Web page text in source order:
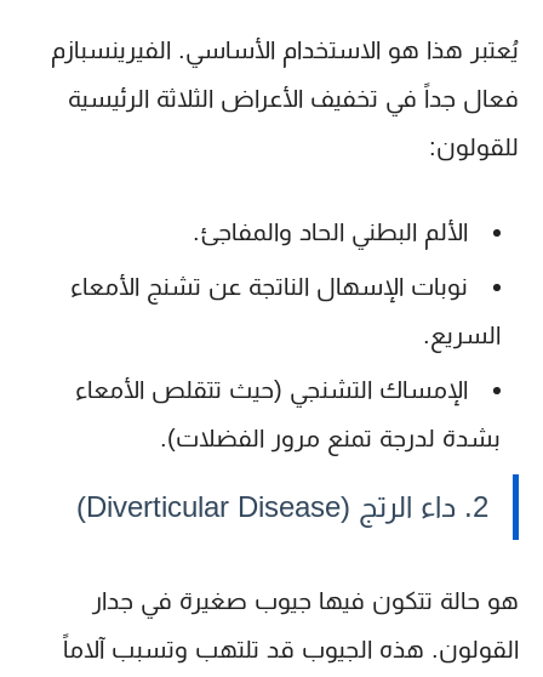
يُعتبر هذا هو الاستخدام الأساسي. الفيرينسبازم
فعال جداً في تخفيف الأعراض الثلاثة الرئيسية
للقولون:
الألم البطني الحاد والمفاجئ.
نوبات الإسهال الناتجة عن تشنج الأمعاء
السريع.
الإمساك التشنجي (حيث تتقلص الأمعاء
بشدة لدرجة تمنع مرور الفضلات).
2. داء الرتج (Diverticular Disease)
هو حالة تتكون فيها جيوب صغيرة في جدار
القولون. هذه الجيوب قد تلتهب وتسبب آلاماً